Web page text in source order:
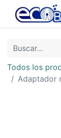
Todos los
Adaptador